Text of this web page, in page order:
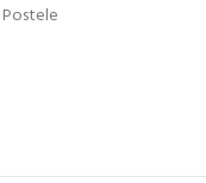
Postele